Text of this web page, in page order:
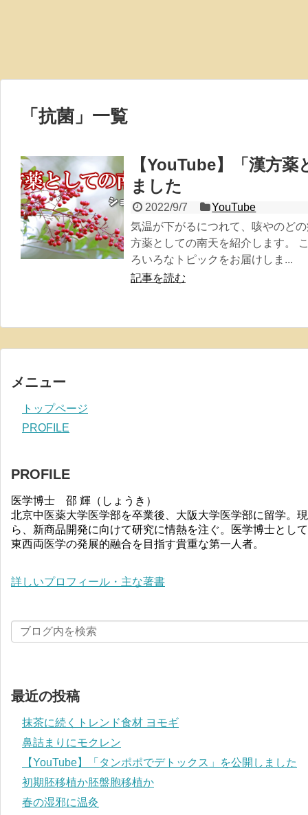
「 抗菌 」 一覧
【YouTube】「漢方
ました
2022/9/7
YouTube
気温が下がるにつれて、咳やのど
方薬としての南天を紹介します。
ろいろなトピックをお届けしま...
記事を読む
メニュー
トップページ
PROFILE
PROFILE
医学博士 邵 輝（しょうき）
北京中医薬大学医学部を卒業後、大阪大学医学部に留学。
ら、新商品開発に向けて研究に情熱を注ぐ。医学博士とし
東西両医学の発展的融合を目指す貴重な第一人者。
詳しいプロフィール・主な著書
最近の投稿
抹茶に続くトレンド食材 ヨモギ
鼻詰まりにモクレン
【YouTube】「タンポポでデトックス」を公開しました
初期胚移植か胚盤胞移植か
春の湿邪に温灸